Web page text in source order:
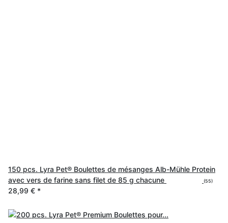
150 pcs. Lyra Pet® Boulettes de mésanges Alb-Mühle Protein
avec vers de farine sans filet de 85 g chacune
(55)
28,99 € *